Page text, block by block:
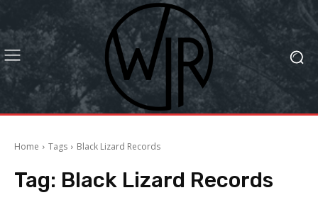
Home Tags Black Lizard Records
Tag: Black Lizard Records